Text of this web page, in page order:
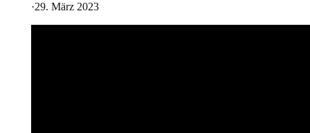
·29. März 2023